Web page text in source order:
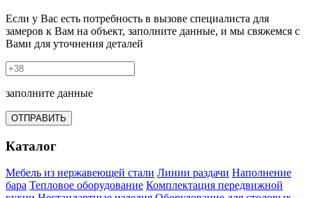
Если у Вас есть потребность в вызове специалиста для
замеров к Вам на объект, заполните данные, и мы свяжемся с
Вами для уточнения деталей
заполните данные
ОТПРАВИТЬ
Каталог
Мебель из нержавеющей стали Линии раздачи Наполнение
бара Тепловое оборудование Комплектация передвижной